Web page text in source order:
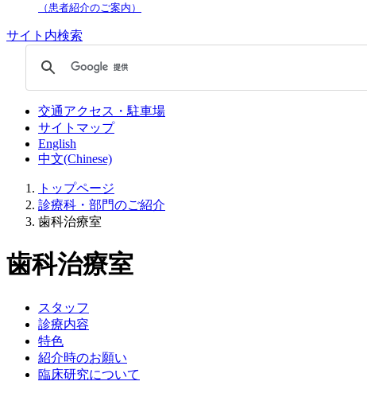
（患者紹介のご案内）
サイト内検索
交通アクセス・駐車場
サイトマップ
English
中文(Chinese)
トップページ
診療科・部門のご紹介
歯科治療室
歯科治療室
スタッフ
診療内容
特色
紹介時のお願い
臨床研究について